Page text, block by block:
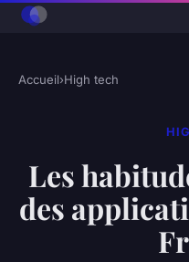
Accueil›High tech
Les
des